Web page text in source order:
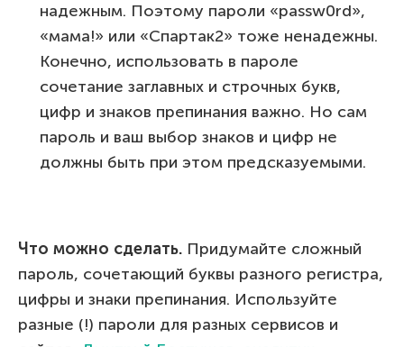
надежным. Поэтому пароли «passw0rd»,
«мама!» или «Спартак2» тоже ненадежны.
Конечно, использовать в пароле
сочетание заглавных и строчных букв,
цифр и знаков препинания важно. Но сам
пароль и ваш выбор знаков и цифр не
должны быть при этом предсказуемыми.
Что можно сделать. Придумайте сложный
пароль, сочетающий буквы разного регистра,
цифры и знаки препинания. Используйте
разные (!) пароли для разных сервисов и